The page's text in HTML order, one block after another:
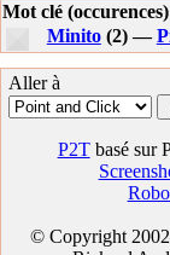
Mot clé (occurences)
Minito(2) —
Aller à
P2Tbasé sur
© Copyright